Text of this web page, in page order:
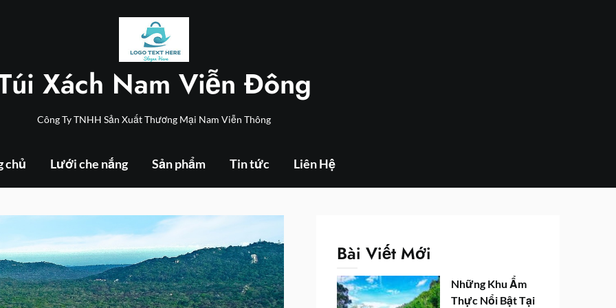
Xách Nam Viễn Đông
Công Ty TNHH Sản Xuất Thương Mại Nam Viễn Thông
chủ Lưới che nắng Sản phẩm Tin tức Liên Hệ
Bài Viết Mới
Những Khu Ẩm
Thực Nổi Bật Tại